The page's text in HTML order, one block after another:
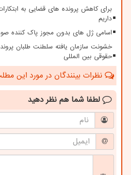
برای کاهش پرونده های قضایی به
داریم
اسامی ژل های بدون مجوز پاک کننده
خشونت سازمان یافته سلطنت طلبان
حقوقی بین المللی
نظرات بینندگان در مورد این
لطفا شما هم نظر دهید